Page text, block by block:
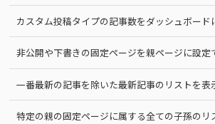
カスタム投稿タイプの記事数をダッシュボード
非公開や下書きの固定ページを親ページに設定
一番最新の記事を除いた最新記事のリストを表
特定の親の固定ページに属する全ての子孫のリ